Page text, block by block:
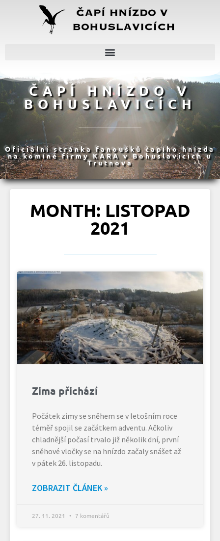
ČAPÍ HNÍZDO V
BOHUSLAVICÍCH
Oficiální stránka fanoušků čapího hnízda
na komíně firmy KARA v Bohuslavicích u
Trutnova
MONTH: LISTOPAD
2021
Zima přichází
Počátek zimy se sněhem se v letošním roce
téměř spojil se začátkem adventu. Ačkoliv
chladnější počasí trvalo již několik dní, první
sněhové vločky se na hnízdo začaly snášet až
v pátek 26. listopadu.
ZOBRAZIT ČLÁNEK »
27. 11. 2021 7 komentářů